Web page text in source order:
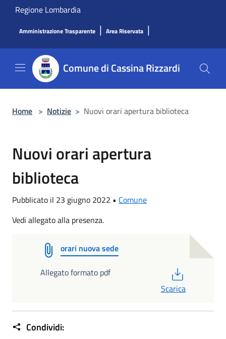
Salta al contenuto principale
Regione Lombardia
Amministrazione Trasparente | Area Riservata |
Comune di Cassina Rizzardi
Home > Notizie > Nuovi orari apertura biblioteca
Nuovi orari apertura
biblioteca
Pubblicato il 23 giugno 2022 • Comune
Vedi allegato alla presenza.
orari nuova sede
Allegato formato pdf
Scarica
Condividi: